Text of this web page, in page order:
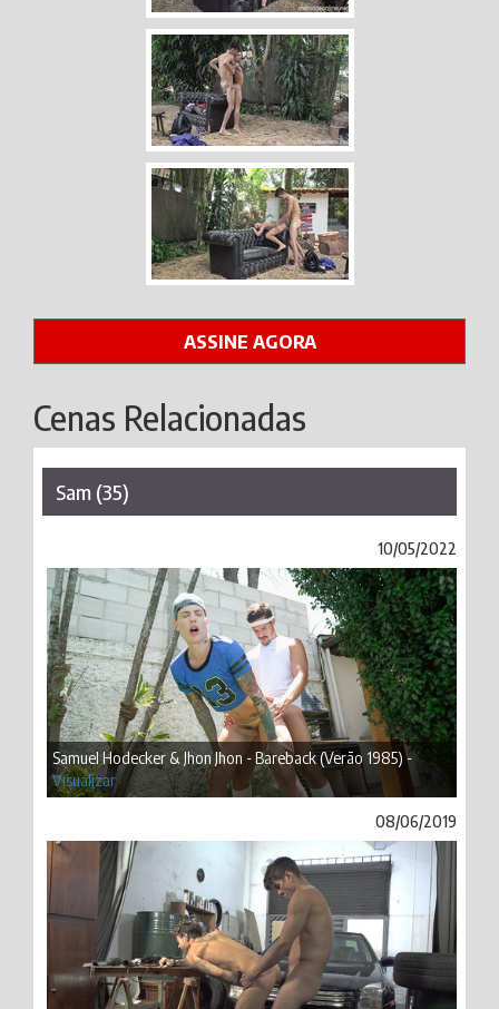
ASSINE AGORA
Cenas Relacionadas
Sam (35)
10/05/2022
Samuel Hodecker & Jhon Jhon - Bareback (Verão 1985) -
Visualizar
08/06/2019